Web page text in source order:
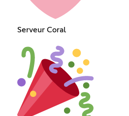
Serveur Coral